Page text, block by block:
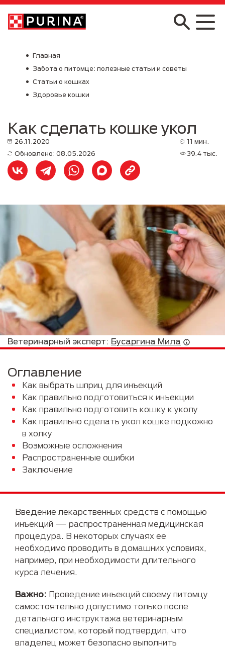
Skip to main content
Главная
Забота о питомце: полезные статьи и советы
Статьи о кошках
Здоровье кошки
Как сделать кошке укол
26.11.2020
11 мин.
Обновлено: 08.05.2026
39.4 тыс.
Ветеринарный эксперт: Бусаргина Мила
Оглавление
Как выбрать шприц для инъекций
Как правильно подготовиться к инъекции
Как правильно подготовить кошку к уколу
Как правильно сделать укол кошке подкожно
в холку
Возможные осложнения
Распространенные ошибки
Заключение
Введение лекарственных средств с помощью
инъекций — распространенная медицинская
процедура. В некоторых случаях ее
необходимо проводить в домашних условиях,
например, при необходимости длительного
курса лечения.
Важно: Проведение инъекций своему питомцу
самостоятельно допустимо только после
детального инструктажа ветеринарным
специалистом, который подтвердил, что
владелец может безопасно выполнить